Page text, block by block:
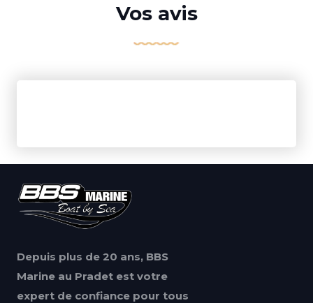
Vos avis
Depuis plus de 20 ans, BBS
Marine au Pradet est votre
expert de confiance pour tous